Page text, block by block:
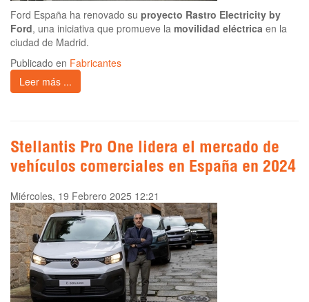
Ford España ha renovado su proyecto Rastro Electricity by
Ford, una iniciativa que promueve la movilidad eléctrica en la
ciudad de Madrid.
Publicado en Fabricantes
Leer más ...
Stellantis Pro One lidera el mercado de
vehículos comerciales en España en 2024
Miércoles, 19 Febrero 2025 12:21